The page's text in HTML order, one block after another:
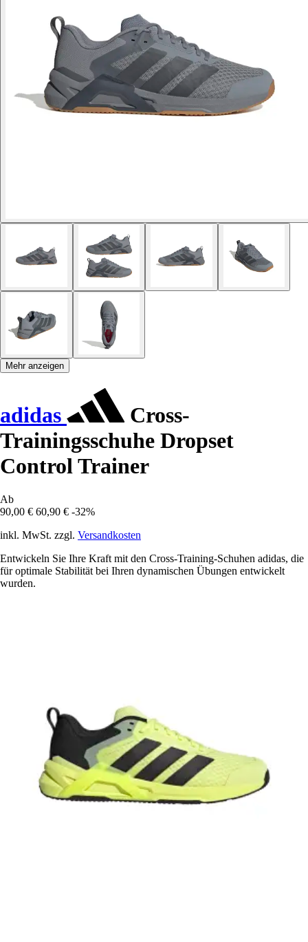
Mehr anzeigen
adidas
Cross-
Trainingsschuhe Dropset
Control Trainer
Ab
90,00 € 60,90 € -32%
inkl. MwSt. zzgl. Versandkosten
Entwickeln Sie Ihre Kraft mit den Cross-Training-Schuhen adidas, die
für optimale Stabilität bei Ihren dynamischen Übungen entwickelt
wurden.